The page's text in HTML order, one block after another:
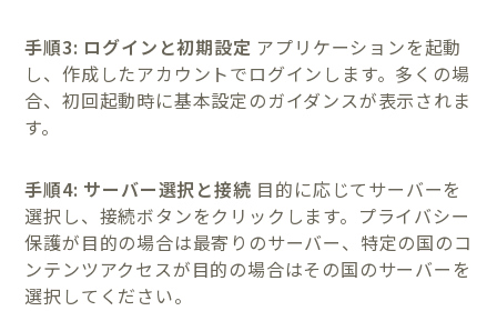
手順3: ログインと初期設定 アプリケーションを起動
し、作成したアカウントでログインします。多くの場
合、初回起動時に基本設定のガイダンスが表示されま
す。
手順4: サーバー選択と接続 目的に応じてサーバーを
選択し、接続ボタンをクリックします。プライバシー
保護が目的の場合は最寄りのサーバー、特定の国のコ
ンテンツアクセスが目的の場合はその国のサーバーを
選択してください。